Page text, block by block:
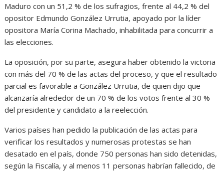
Maduro con un 51,2 % de los sufragios, frente al 44,2 % del
opositor Edmundo González Urrutia, apoyado por la líder
opositora María Corina Machado, inhabilitada para concurrir a
las elecciones.
La oposición, por su parte, asegura haber obtenido la victoria
con más del 70 % de las actas del proceso, y que el resultado
parcial es favorable a González Urrutia, de quien dijo que
alcanzaría alrededor de un 70 % de los votos frente al 30 %
del presidente y candidato a la reelección.
Varios países han pedido la publicación de las actas para
verificar los resultados y numerosas protestas se han
desatado en el país, donde 750 personas han sido detenidas,
según la Fiscalía, y al menos 11 personas habrían fallecido, de